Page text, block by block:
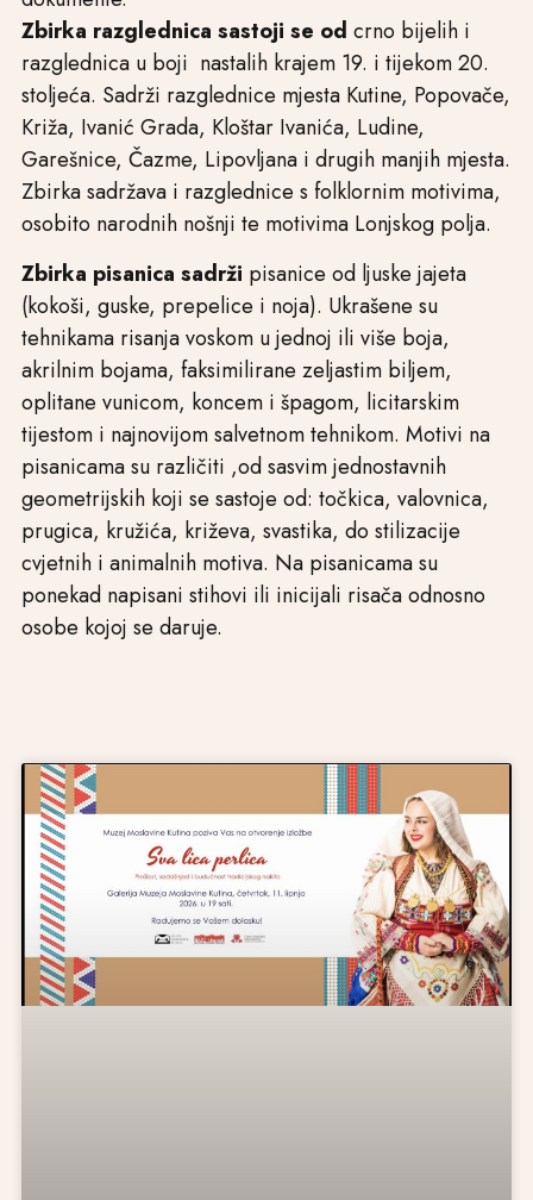
Zbirka razglednica sastoji se od crno bijelih i
razglednica u boji nastalih krajem 19. i tijekom 20.
stoljeća. Sadrži razglednice mjesta Kutine, Popovače,
Križa, Ivanić Grada, Kloštar Ivanića, Ludine,
Garešnice, Čazme, Lipovljana i drugih manjih mjesta.
Zbirka sadržava i razglednice s folklornim motivima,
osobito narodnih nošnji te motivima Lonjskog polja.
Zbirka pisanica sadrži pisanice od ljuske jajeta
(kokoši, guske, prepelice i noja). Ukrašene su
tehnikama risanja voskom u jednoj ili više boja,
akrilnim bojama, faksimilirane zeljastim biljem,
oplitane vunicom, koncem i špagom, licitarskim
tijestom i najnovijom salvetnom tehnikom. Motivi na
pisanicama su različiti ,od sasvim jednostavnih
geometrijskih koji se sastoje od: točkica, valovnica,
prugica, kružića, križeva, svastika, do stilizacije
cvjetnih i animalnih motiva. Na pisanicama su
ponekad napisani stihovi ili inicijali risača odnosno
osobe kojoj se daruje.